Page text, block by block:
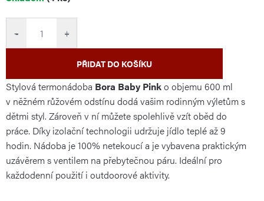
+
−
PŘIDAT DO KOŠÍKU
Stylová termonádoba Bora Baby Pinko objemu 600 ml
v něžném růžovém odstínu dodá vašim rodinným výletům s
dětmi styl. Zároveň v ní můžete spolehlivě vzít oběd do
práce. Díky izolační technologii udržuje jídlo teplé až 9
hodin. Nádoba je 100% netekoucí a je vybavena praktickým
uzávěrem s ventilem na přebytečnou páru. Ideální pro
každodenní použití i outdoorové aktivity.